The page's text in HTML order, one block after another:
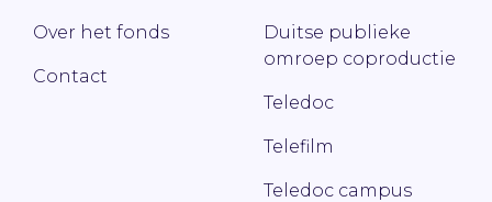
Over het fonds
Contact
Duitse publieke
omroep coproductie
Teledoc
Telefilm
Teledoc campus